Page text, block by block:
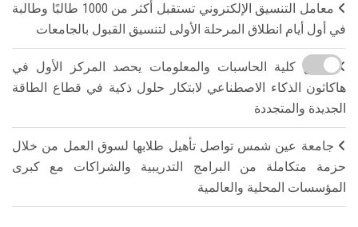
معامل التنسيق الإلكتروني تستقبل أكثر من 1000 طالبًا وطالبة
في أول أيام انطلاق المرحلة الأولى لتنسيق القبول بالجامعات
فريق كلية الحاسبات والمعلومات يحصد المركز الأول في
هاكاثون الذكاء الاصطناعي لابتكار حلول ذكية في قطاع الطاقة
الجديدة والمتجددة
جامعة عين شمس تواصل تأهيل طلابها لسوق العمل من خلال
حزمة متكاملة من البرامج التدريبية والشراكات مع كبرى
المؤسسات المحلية والعالمية